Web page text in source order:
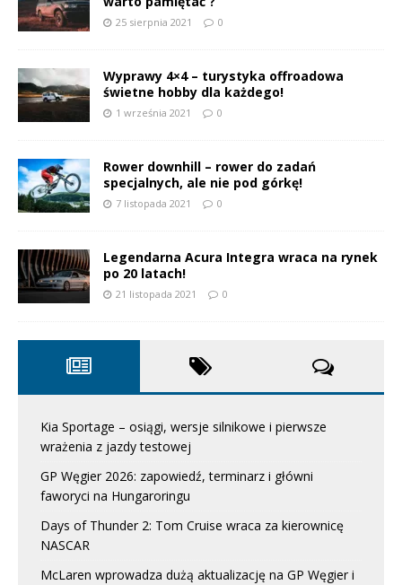
25 sierpnia 2021 0
Wyprawy 4×4 – turystyka offroadowa
świetne hobby dla każdego!
1 września 2021 0
Rower downhill – rower do zadań
specjalnych, ale nie pod górkę!
7 listopada 2021 0
Legendarna Acura Integra wraca na rynek
po 20 latach!
21 listopada 2021 0
Kia Sportage – osiągi, wersje silnikowe i pierwsze
wrażenia z jazdy testowej
GP Węgier 2026: zapowiedź, terminarz i główni
faworyci na Hungaroringu
Days of Thunder 2: Tom Cruise wraca za kierownicę
NASCAR
McLaren wprowadza dużą aktualizację na GP Węgier i